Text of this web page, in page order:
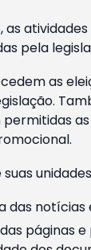
as
pela
as
notícias
páginas